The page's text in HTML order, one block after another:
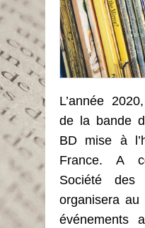
L’année
de la bande
BD mise à
France. A
Société
organisera au
événements